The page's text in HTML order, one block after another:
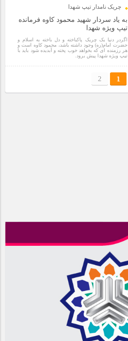
چریک نامدار تیپ شهدا
به یاد سردار شهید محمود کاوه فرمانده
تیپ ویژه شهدا
اگردر دنیا یک چریک پاکباخته و دل باخته به اسلام و
حضرت امام(ره) وجود داشته باشد، محمود کاوه است و
هر رزمنده ای که بخواهد خوب پخته و آبدیده شود باید با
تیپ ویژه شهدا پیش برود.
1
2